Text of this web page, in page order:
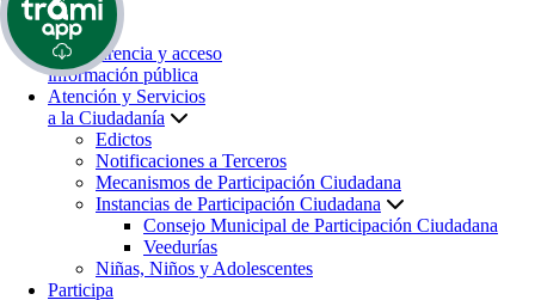
Inicio
Transparencia y acceso
información pública
Atención y Servicios
a la Ciudadanía
Edictos
Notificaciones a Terceros
Mecanismos de Participación Ciudadana
Instancias de Participación Ciudadana
Consejo Municipal de Participación Ciudadana
Veedurías
Niñas, Niños y Adolescentes
Participa